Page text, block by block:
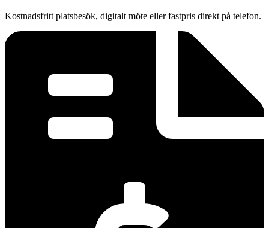
Kostnadsfritt platsbesök, digitalt möte eller fastpris direkt på telefon.